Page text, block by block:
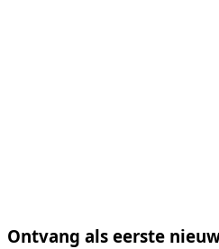
Ontvang als eerste